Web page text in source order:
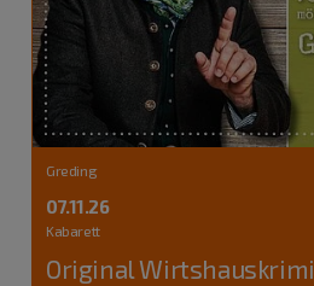
Greding
07.11.26
Kabarett
Original Wirtshauskrimi